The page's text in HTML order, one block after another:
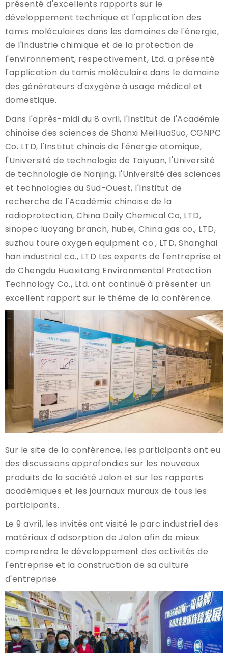
présenté d'excellents rapports sur le
développement technique et l'application des
tamis moléculaires dans les domaines de l'énergie,
de l'industrie chimique et de la protection de
l'environnement, respectivement, Ltd. a présenté
l'application du tamis moléculaire dans le domaine
des générateurs d'oxygène à usage médical et
domestique.
Dans l'après-midi du 8 avril, l'Institut de l'Académie
chinoise des sciences de Shanxi MeiHuaSuo, CGNPC
Co. LTD, l'Institut chinois de l'énergie atomique,
l'Université de technologie de Taiyuan, l'Université
de technologie de Nanjing, l'Université des sciences
et technologies du Sud-Ouest, l'Institut de
recherche de l'Académie chinoise de la
radioprotection, China Daily Chemical Co, LTD,
sinopec luoyang branch, hubei, China gas co., LTD,
suzhou toure oxygen equipment co., LTD, Shanghai
han industrial co., LTD Les experts de l'entreprise et
de Chengdu Huaxitang Environmental Protection
Technology Co., Ltd. ont continué à présenter un
excellent rapport sur le thème de la conférence.
Sur le site de la conférence, les participants ont eu
des discussions approfondies sur les nouveaux
produits de la société Jalon et sur les rapports
académiques et les journaux muraux de tous les
participants.
Le 9 avril, les invités ont visité le parc industriel des
matériaux d'adsorption de Jalon afin de mieux
comprendre le développement des activités de
l'entreprise et la construction de sa culture
d'entreprise.